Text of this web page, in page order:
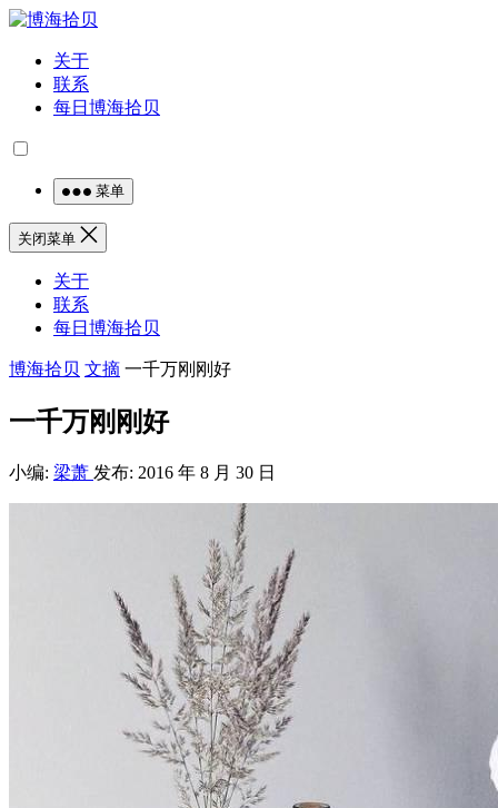
关于
联系
每日博海拾贝
菜单
关闭菜单
关于
联系
每日博海拾贝
博海拾贝 文摘 一千万刚刚好
一千万刚刚好
小编: 梁萧 发布: 2016 年 8 月 30 日